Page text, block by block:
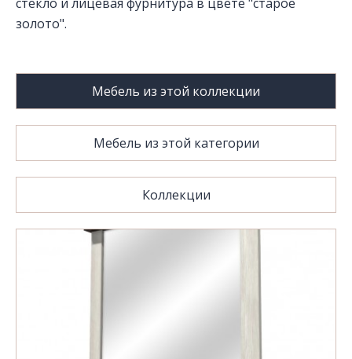
золото".
Мебель из этой коллекции
Мебель из этой категории
Коллекции